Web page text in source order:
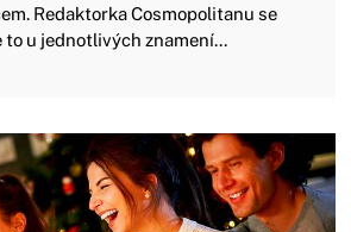
Redaktorka Cosmopolitanu se
to u jednotlivých znamení...